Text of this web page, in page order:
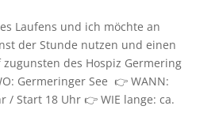
Laufens und ich möchte an
der Stunde nutzen und einen
des Hospiz Germering
Germeringer See 👉 WANN:
/ Start 18 Uhr 👉 WIE lange: ca.